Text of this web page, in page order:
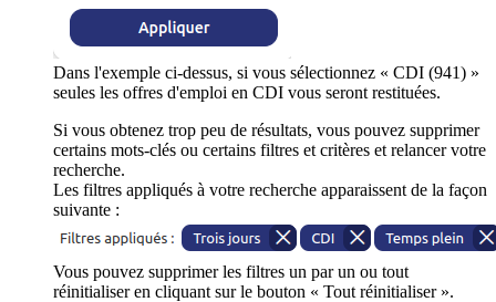
Dans l'exemple ci-dessus, si vous sélectionnez « CDI (941) »
seules les offres d'emploi en CDI vous seront restituées.
Si vous obtenez trop peu de résultats, vous pouvez supprimer
certains mots-clés ou certains filtres et critères et relancer votre
recherche.
Les filtres appliqués à votre recherche apparaissent de la façon
suivante :
Vous pouvez supprimer les filtres un par un ou tout
réinitialiser en cliquant sur le bouton « Tout réinitialiser ».